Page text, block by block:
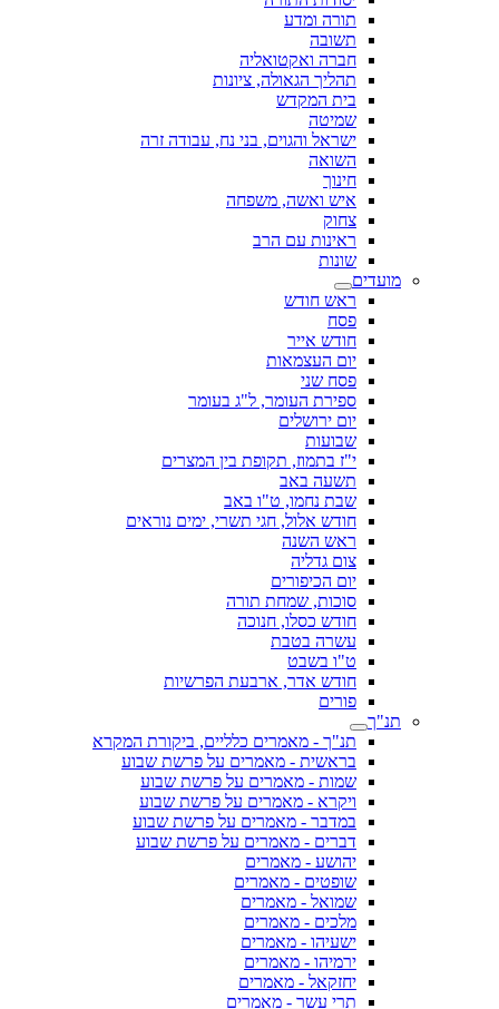
תורה ומדע
תשובה
חברה ואקטואליה
תהליך הגאולה, ציונות
בית המקדש
שמיטה
ישראל והגוים, בני נח, עבודה זרה
השואה
חינוך
איש ואשה, משפחה
צחוק
ראינות עם הרב
שונות
מועדים
ראש חודש
פסח
חודש אייר
יום העצמאות
פסח שני
ספירת העומר, ל"ג בעומר
יום ירושלים
שבועות
י"ז בתמוז, תקופת בין המצרים
תשעה באב
שבת נחמו, ט"ו באב
חודש אלול, חגי תשרי, ימים נוראים
ראש השנה
צום גדליה
יום הכיפורים
סוכות, שמחת תורה
חודש כסלו, חנוכה
עשרה בטבת
ט"ו בשבט
חודש אדר, ארבעת הפרשיות
פורים
תנ"ך
תנ"ך - מאמרים כלליים, ביקורת המקרא
בראשית - מאמרים על פרשת שבוע
שמות - מאמרים על פרשת שבוע
ויקרא - מאמרים על פרשת שבוע
במדבר - מאמרים על פרשת שבוע
דברים - מאמרים על פרשת שבוע
יהושע - מאמרים
שופטים - מאמרים
שמואל - מאמרים
מלכים - מאמרים
ישעיהו - מאמרים
ירמיהו - מאמרים
יחזקאל - מאמרים
תרי עשר - מאמרים